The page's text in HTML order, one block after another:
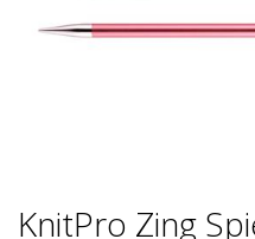
KnitPro Zing